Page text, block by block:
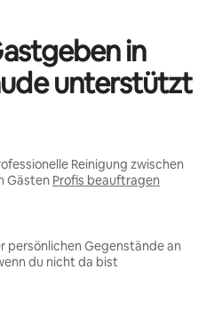
in
unterstützt
Reinigung zwischen
Gästen Profis beauftragen
persönlichen Gegenstände an
du nicht da bist